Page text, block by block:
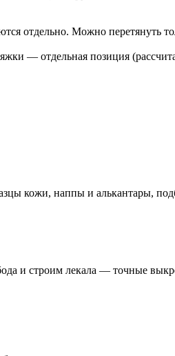
отдельно. Можно перетянуть
— отдельная позиция
кожи, наппы и алькантары,
и строим лекала — точные